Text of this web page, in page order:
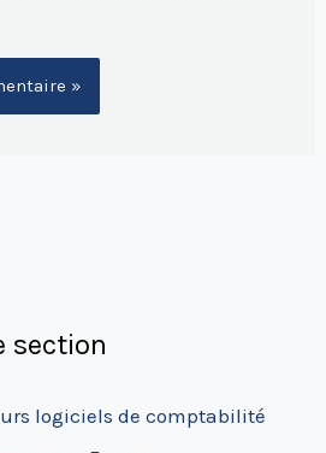
section
logiciels de comptabilité